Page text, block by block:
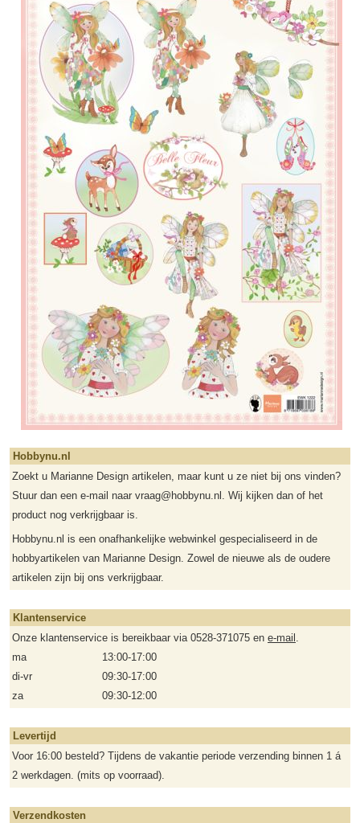
Hobbynu.nl
Zoekt u Marianne Design artikelen, maar kunt u ze niet bij ons vinden?
Stuur dan een e-mail naar vraag@hobbynu.nl. Wij kijken dan of het
product nog verkrijgbaar is.
Hobbynu.nl is een onafhankelijke webwinkel gespecialiseerd in de
hobbyartikelen van Marianne Design. Zowel de nieuwe als de oudere
artikelen zijn bij ons verkrijgbaar.
Klantenservice
Onze klantenservice is bereikbaar via 0528-371075 en e-mail .
ma
13:00-17:00
di-vr
09:30-17:00
za
09:30-12:00
Levertijd
Voor 16:00 besteld? Tijdens de vakantie periode verzending binnen 1 á
2 werkdagen. (mits op voorraad).
Verzendkosten